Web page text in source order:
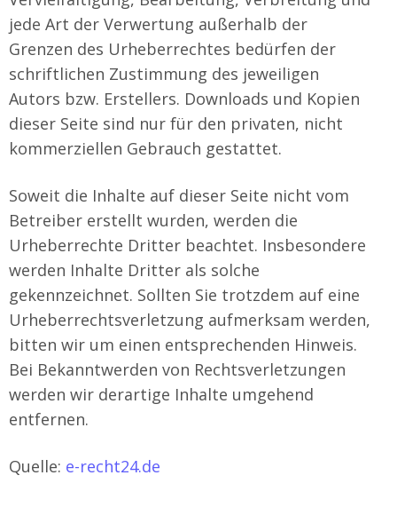
jede Art der Verwertung außerhalb der
Grenzen des Urheberrechtes bedürfen der
schriftlichen Zustimmung des jeweiligen
Autors bzw. Erstellers. Downloads und Kopien
dieser Seite sind nur für den privaten, nicht
kommerziellen Gebrauch gestattet.
Soweit die Inhalte auf dieser Seite nicht vom
Betreiber erstellt wurden, werden die
Urheberrechte Dritter beachtet. Insbesondere
werden Inhalte Dritter als solche
gekennzeichnet. Sollten Sie trotzdem auf eine
Urheberrechtsverletzung aufmerksam werden,
bitten wir um einen entsprechenden Hinweis.
Bei Bekanntwerden von Rechtsverletzungen
werden wir derartige Inhalte umgehend
entfernen.
Quelle: e-recht24.de